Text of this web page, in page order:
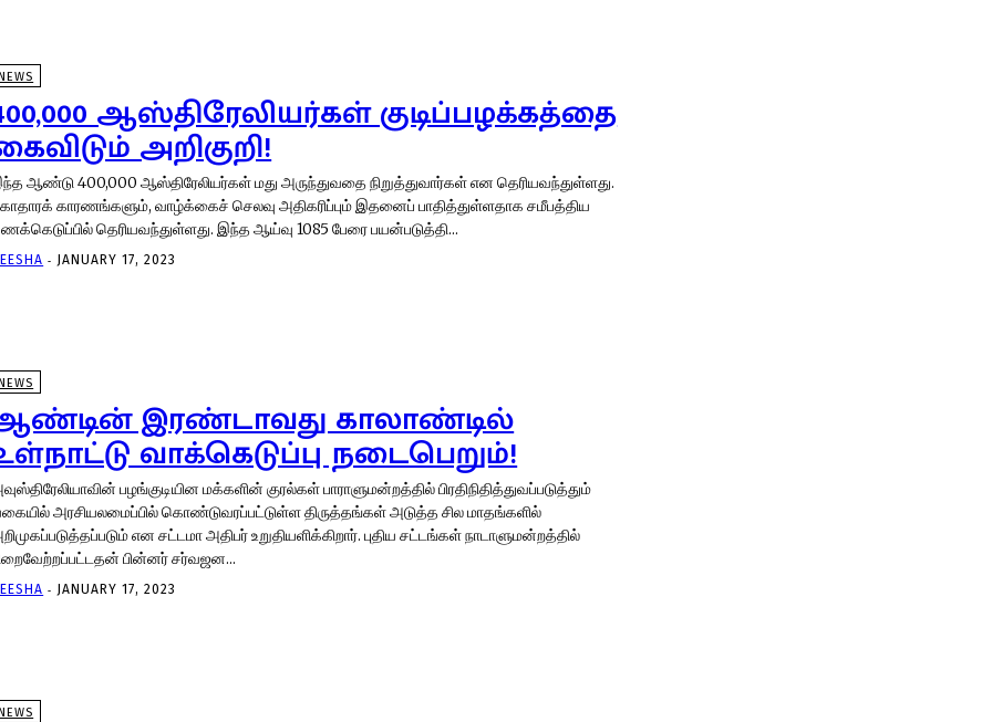
ஆஸ்திரேலியர்கள் குடிப்பழக்கத்தை
அறிகுறி!
ஆண்டு 400,000 ஆஸ்திரேலியர்கள் மது அருந்துவதை நிறுத்துவார்கள் என தெரியவந்துள்ளது.
காரணங்களும், வாழ்க்கைச் செலவு அதிகரிப்பும் இதனைப் பாதித்துள்ளதாக சமீபத்திய
கணக்கெடுப்பில் தெரியவந்துள்ளது. இந்த ஆய்வு 1085 பேரை பயன்படுத்தி...
- JANUARY 17, 2023
இரண்டாவது காலாண்டில்
வாக்கெடுப்பு நடைபெறும்!
பழங்குடியின மக்களின் குரல்கள் பாராளுமன்றத்தில் பிரதிநிதித்துவப்படுத்தும்
அரசியலமைப்பில் கொண்டுவரப்பட்டுள்ள திருத்தங்கள் அடுத்த சில மாதங்களில்
என சட்டமா அதிபர் உறுதியளிக்கிறார். புதிய சட்டங்கள் நாடாளுமன்றத்தில்
பின்னர் சர்வஜன...
- JANUARY 17, 2023
NEWS